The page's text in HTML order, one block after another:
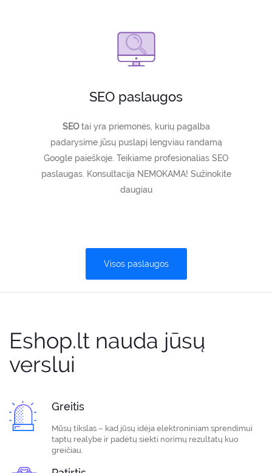
SEO paslaugos
SEOtai yra priemonės, kurių pagalba
padarysime jūsų puslapį lengviau randamą
Google paieškoje. Teikiame profesionalias SEO
paslaugas. Konsultacija NEMOKAMA! Sužinokite
daugiau
Visos paslaugos
Eshop.lt nauda jūsų
verslui
Greitis
Mūsų tikslas – kad jūsų idėja elektroniniam sprendimui
taptų realybe ir padėtų siekti norimų rezultatų kuo
greičiau.